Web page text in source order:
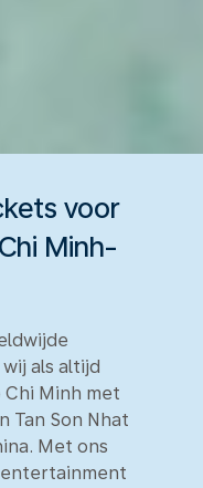
voor
Minh-
als altijd
Minh met
Tan Son Nhat
Met ons